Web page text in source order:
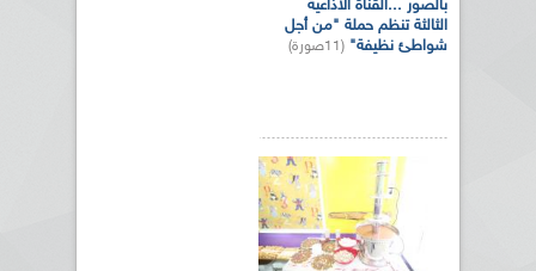
بالصور ...القناة الاذاعية
الثالثة تنظم حملة "من أجل
شواطئ نظيفة" (11صورة)